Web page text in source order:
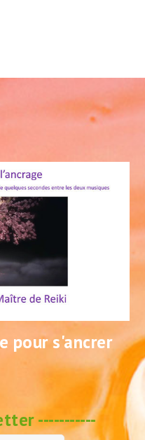
pour s'ancrer
-----------